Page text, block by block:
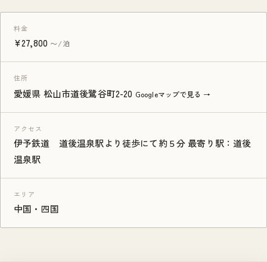
料金
¥27,800 〜/泊
住所
愛媛県 松山市道後鷺谷町2-20 Googleマップで見る →
アクセス
伊予鉄道 道後温泉駅より徒歩にて約５分 最寄り駅：道後
温泉駅
エリア
中国・四国